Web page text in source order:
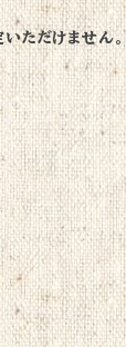
ただけません。